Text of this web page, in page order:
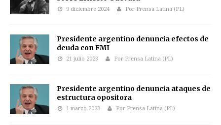
9 diciembre 2024 Por Prensa Latina (PL)
Presidente argentino denuncia efectos de
deuda con FMI
21 julio 2023 Por Prensa Latina (PL)
Presidente argentino denuncia ataques de
estructura opositora
1 marzo 2023 Por Prensa Latina (PL)